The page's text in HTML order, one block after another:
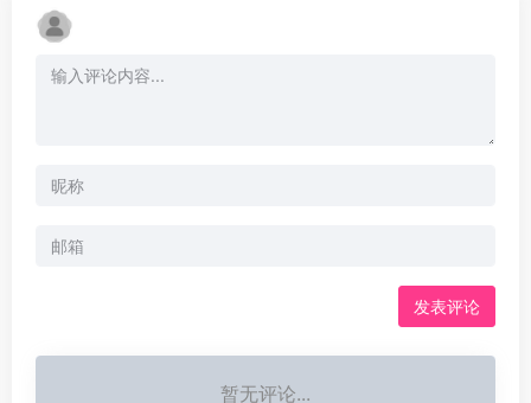
发表评论
暂无评论...